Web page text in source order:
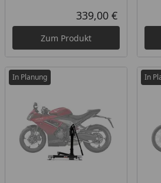
Aktueller
339,00 €
Zum Produkt
In Planung In